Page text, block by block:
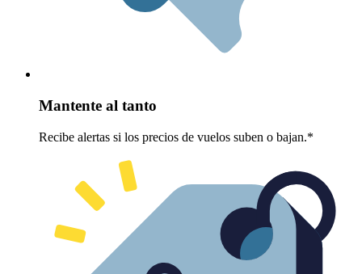
Mantente al tanto
Recibe alertas si los precios de vuelos suben o bajan.*